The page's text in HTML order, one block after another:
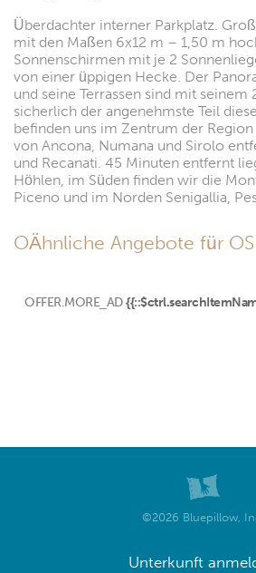
Überdachter interner Parkplatz.
mit den Maßen 6x12 m – 1,50 m
Sonnenschirmen mit je 2
von einer üppigen Hecke. Der
und seine Terrassen sind mit seinem
sicherlich der angenehmste Teil
befinden uns im Zentrum der
von Ancona, Numana und Sirolo
und Recanati. 45 Minuten entfernt
Höhlen, im Süden finden wir die
Piceno und im Norden Senigallia,
OÄhnliche Angebote für
OFFER.MORE_AD
©2026 Bluepillow,
Unterkunft